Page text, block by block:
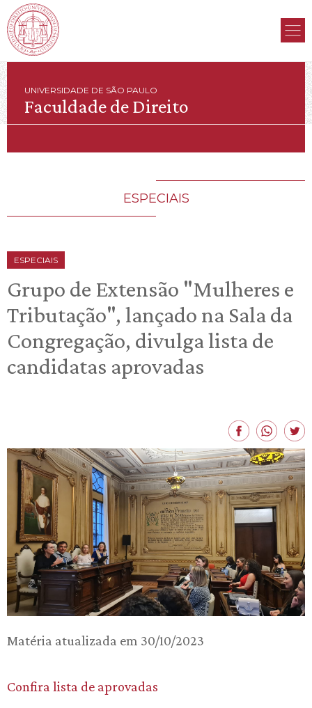
UNIVERSIDADE DE SÃO PAULO
Faculdade de Direito
ESPECIAIS
ESPECIAIS
Grupo de Extensão "Mulheres e
Tributação", lançado na Sala da
Congregação, divulga lista de
candidatas aprovadas
Matéria atualizada em 30/10/2023
Confira lista de aprovadas